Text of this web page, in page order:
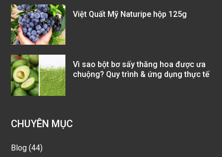
Việt Quất Mỹ Naturipe hộp 125g
Vì sao bột bơ sấy thăng hoa được ưa
chuộng? Quy trình & ứng dụng thực tế
CHUYÊN MỤC
Blog (44)